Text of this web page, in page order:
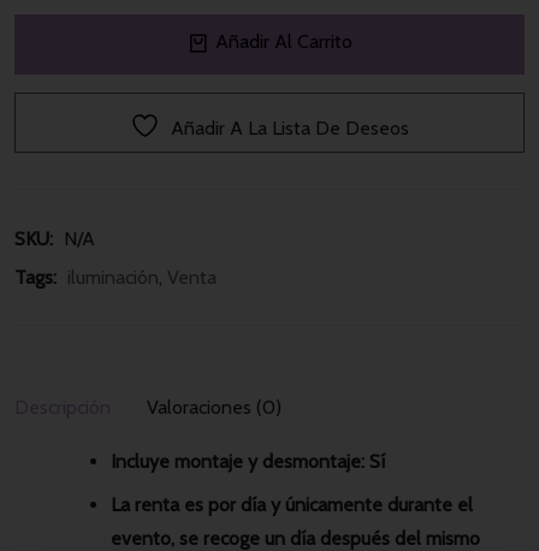
Añadir Al Carrito
Añadir A La Lista De Deseos
SKU: N/A
Tags: iluminación Venta
Valoraciones (0)
Incluye montaje y desmontaje: Sí
La renta es por día y únicamente durante el
evento, se recoge un día después del mismo